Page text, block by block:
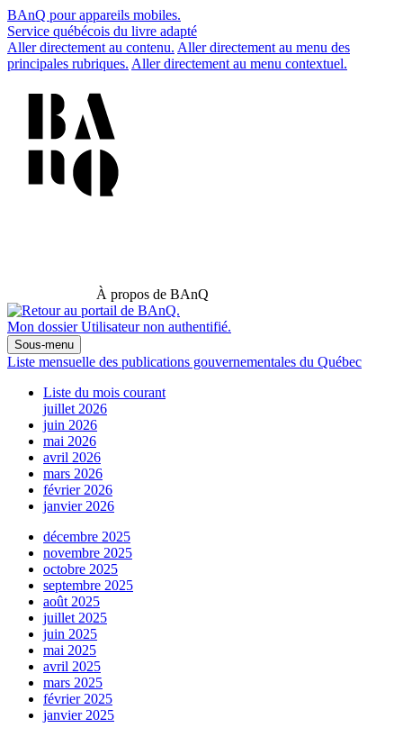
BAnQ pour appareils mobiles.
Service québécois du livre adapté
Aller directement au contenu. Aller directement au menu des
principales rubriques. Aller directement au menu contextuel.
À propos de BAnQ
Mon dossier Utilisateur non authentifié.
Sous-menu
Liste mensuelle des publications gouvernementales du Québec
Liste du mois courant
juillet 2026
juin 2026
mai 2026
avril 2026
mars 2026
février 2026
janvier 2026
décembre 2025
novembre 2025
octobre 2025
septembre 2025
août 2025
juillet 2025
juin 2025
mai 2025
avril 2025
mars 2025
février 2025
janvier 2025